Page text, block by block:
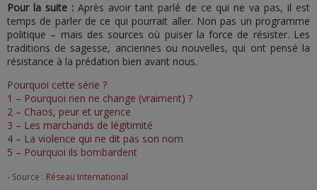
Pour la suite : Après avoir tant parlé de ce qui ne va pas, il est
temps de parler de ce qui pourrait aller. Non pas un programme
politique – mais des sources où puiser la force de résister. Les
traditions de sagesse, anciennes ou nouvelles, qui ont pensé la
résistance à la prédation bien avant nous.
Pourquoi cette série ?
1 – Pourquoi rien ne change (vraiment) ?
2 – Chaos, peur et urgence
3 – Les marchands de légitimité
4 – La violence qui ne dit pas son nom
5 – Pourquoi ils bombardent
- Source : Réseau International